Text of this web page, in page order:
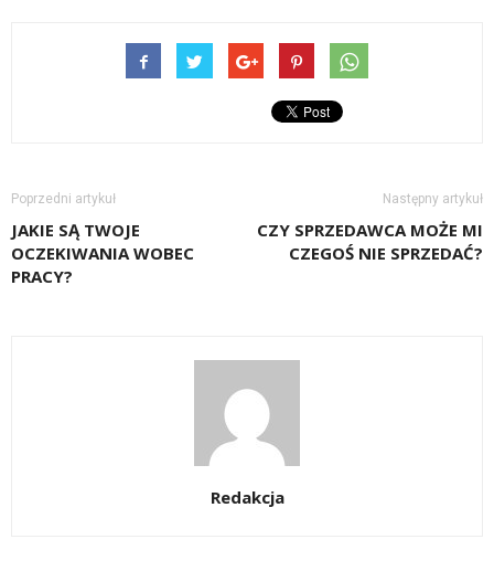
Poprzedni artykuł
JAKIE SĄ TWOJE
OCZEKIWANIA WOBEC
PRACY?
Następny artykuł
CZY SPRZEDAWCA MOŻE MI
CZEGOŚ NIE SPRZEDAĆ?
Redakcja